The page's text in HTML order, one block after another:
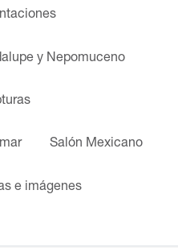
y Nepomuceno
Salón Mexicano
e imágenes